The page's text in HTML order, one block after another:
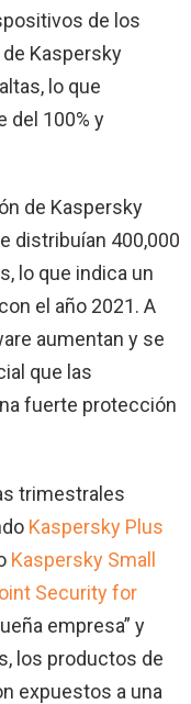
de los
Kaspersky
lo que
del 100% y
de Kaspersky
distribuían 400,000
lo que indica un
el año 2021. A
aumentan y se
que las
fuerte protección
trimestrales
Kaspersky Plus
Kaspersky Small
Security for
empresa” y
los productos de
expuestos a una